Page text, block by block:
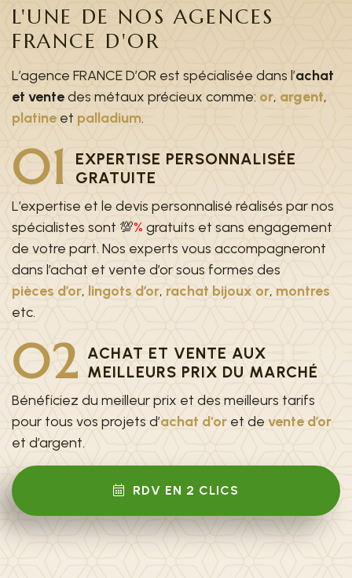
L'UNE DE NOS AGENCES
FRANCE D'OR
L’agence FRANCE D’OR est spécialisée dans l’achat
et ventedes métaux précieux comme: or, argent,
platine et palladium.
01
EXPERTISE PERSONNALISÉE
GRATUITE
L’expertise et le devis personnalisé réalisés par nos
spécialistes sont 💯% gratuits et sans engagement
de votre part. Nos experts vous accompagneront
dans l’achat et vente d’or sous formes des
pièces d’or, lingots d’or, rachat bijoux or, montres
etc.
02 ACHAT ET VENTE AUX
MEILLEURS PRIX DU MARCHÉ
Bénéficiez du meilleur prix et des meilleurs tarifs
pour tous vos projets d’achat d'or et de vente d’or
et d’argent.
RDV EN 2 CLICS